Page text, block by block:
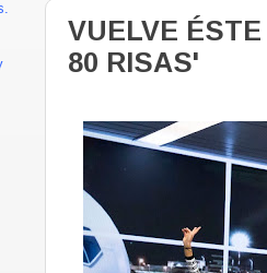
VUELVE
80 RISAS'